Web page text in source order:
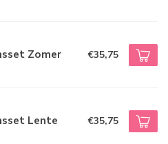
Zomer €35,75
Lente €35,75